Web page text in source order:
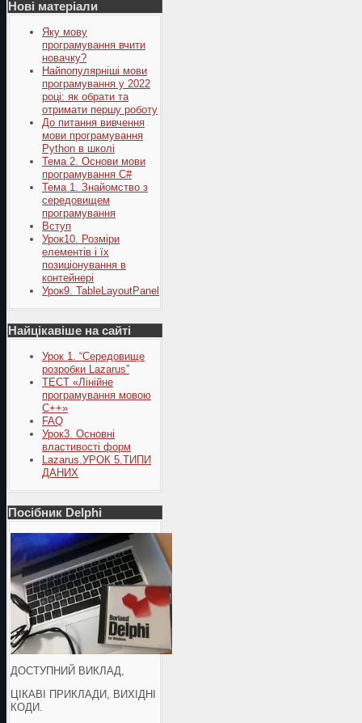
Нові матеріали
Яку мову
програмування вчити
новачку?
Найпопулярніші мови
програмування у 2022
році: як обрати та
отримати першу роботу
До питання вивчення
мови програмування
Python в школі
Тема 2. Основи мови
програмування C#
Тема 1. Знайомство з
середовищем
програмування
Вступ
Урок10. Розміри
елементів і їх
позиціонування в
контейнері
Урок9. TableLayoutPanel
Найцікавіше на сайті
Урок 1. “Середовище
розробки Lazarus”
ТЕСТ «Лінійне
програмування мовою
С++»
FAQ
Урок3. Основні
властивості форм
Lazarus.УРОК 5.ТИПИ
ДАНИХ
Посібник Delphi
ДОСТУПНИЙ ВИКЛАД,
ЦІКАВІ ПРИКЛАДИ, ВИХІДНІ
КОДИ.